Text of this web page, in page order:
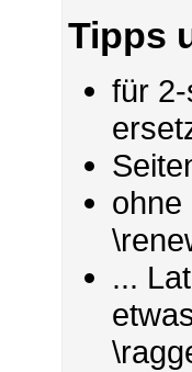
Tipps
für
ohne
...